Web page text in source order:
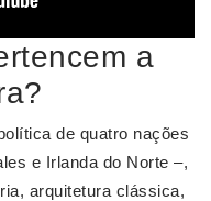
a
de quatro nações
e Irlanda do Norte –,
arquitetura clássica,